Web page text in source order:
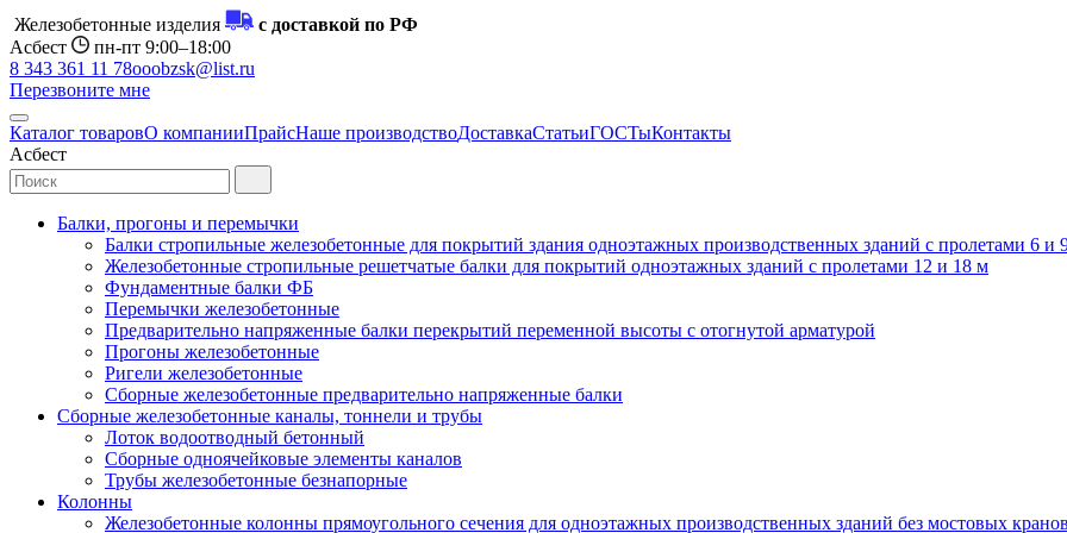
Железобетонные изделия
с доставкой по РФ
Асбест
пн-пт 9:00–18:00
8 343 361 11 78ooobzsk@list.ru
Перезвоните мне
Каталог товаровО компанииПрайсНаше производствоДоставкаСтатьиГОСТыКонтакты
Асбест
Балки, прогоны и перемычки
Балки стропильные железобетонные для покрытий здания одноэтажных производственных зданий с пролетами 6
Железобетонные стропильные решетчатые балки для покрытий одноэтажных зданий с пролетами 12 и 18 м
Фундаментные балки ФБ
Перемычки железобетонные
Предварительно напряженные балки перекрытий переменной высоты с отогнутой арматурой
Прогоны железобетонные
Ригели железобетонные
Сборные железобетонные предварительно напряженные балки
Сборные железобетонные каналы, тоннели и трубы
Лоток водоотводный бетонный
Сборные одноячейковые элементы каналов
Трубы железобетонные безнапорные
Колонны
Железобетонные колонны прямоугольного сечения для одноэтажных производственных зданий без мостовых кранов